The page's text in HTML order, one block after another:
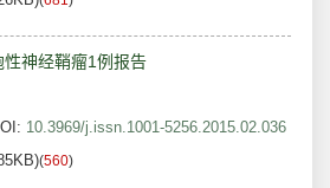
神经鞘瘤1例报告
10.3969/j.issn.1001-5256.2015.02.036
(560)